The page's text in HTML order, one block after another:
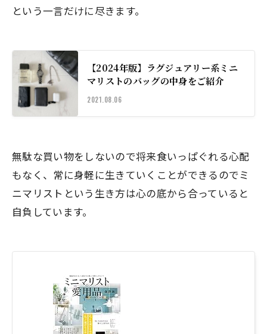
という一言だけに尽きます。
【2024年版】ラグジュアリー系ミニ
マリストのバッグの中身をご紹介
2021.08.06
無駄な買い物をしないので将来食いっぱぐれる心配
もなく、常に身軽に生きていくことができるのでミ
ニマリストという生き方は心の底から合っていると
自負しています。